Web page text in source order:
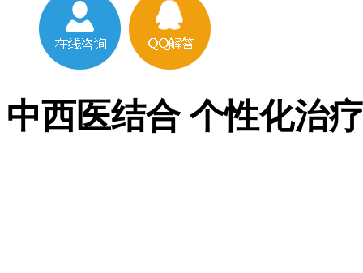
中西医结合 个性化治